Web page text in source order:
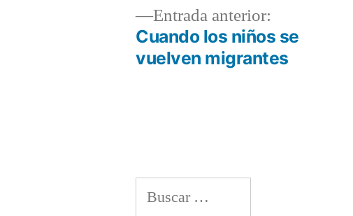
Navegación
Entrada anterior:
anterior:
Cuando los niños se
vuelven migrantes
Buscar: